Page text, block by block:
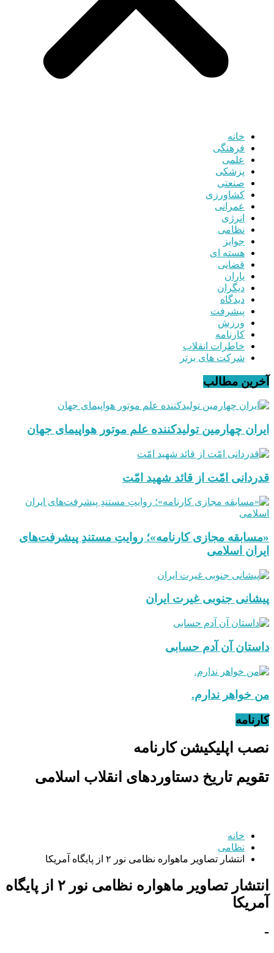
خانه
فرهنگی
علمی
پزشکی
صنعتی
کشاورزی
عمرانی
انرژی
نظامی
جوایز
هسته ای
قضایی
یاران
دیگران
دیدگاه
پیشرفت
ورزش
کارنامه
خاطرات انقلاب
شرکت های برتر
آخرین مطالب
ایران چهارمین تولیدکننده علم موتور هواپیمای جهان
قدردانی امّت از قائد شهید امّت
«مسابقه مجازی کارنامه»؛ روایتِ مستندِ پیشرفت‌های
ایران اسلامی
پیشانی جنوبی غیرت ایران
داستان آن آدم حسابی
من خواهر ندارم.
کارنامه
نصب اپلیکیشن کارنامه
تقویم تاریخ دستاوردهای انقلاب اسلامی
خانه
نظامی
انتشار تصاویر ماهواره نظامی نور ۲ از پایگاه آمریکا
انتشار تصاویر ماهواره نظامی نور ۲ از پایگاه
آمریکا
-